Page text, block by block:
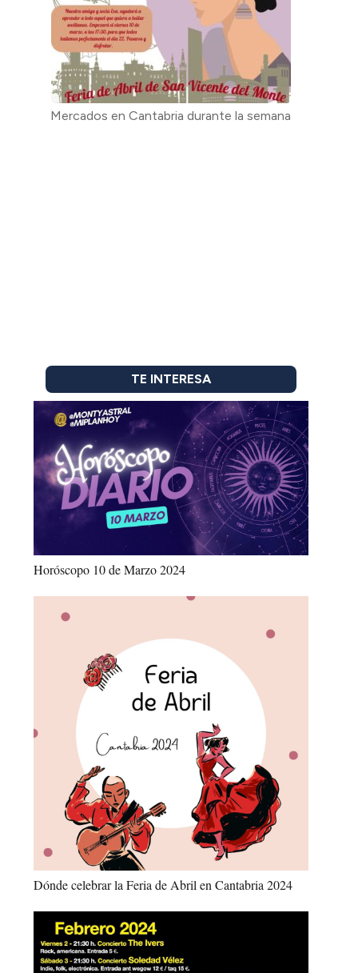
Mercados en Cantabria durante la semana
TE INTERESA
Horóscopo 10 de Marzo 2024
Dónde celebrar la Feria de Abril en Cantabria 2024